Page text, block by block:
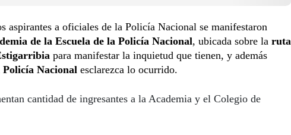
aspirantes a oficiales de la Policía Nacional se manifestaron
de la Escuela de la Policía Nacional, ubicada sobre la ruta
para manifestar la inquietud que tienen, y además
Policía Nacional esclarezca lo ocurrido.
cantidad de ingresantes a la Academia y el Colegio de